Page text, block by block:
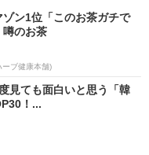
ゾン1位「このお茶ガチで
噂のお茶
ーブ健康本舗)
見ても面白いと思う「韓
！...